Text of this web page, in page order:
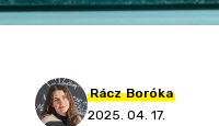
Rácz Boróka
2025. 04. 17.